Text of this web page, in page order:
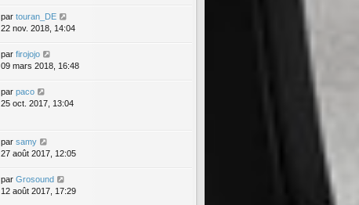
par touran_DE
22 nov. 2018, 14:04
par firojojo
09 mars 2018, 16:48
par paco
25 oct. 2017, 13:04
par samy
27 août 2017, 12:05
par Grosound
12 août 2017, 17:29